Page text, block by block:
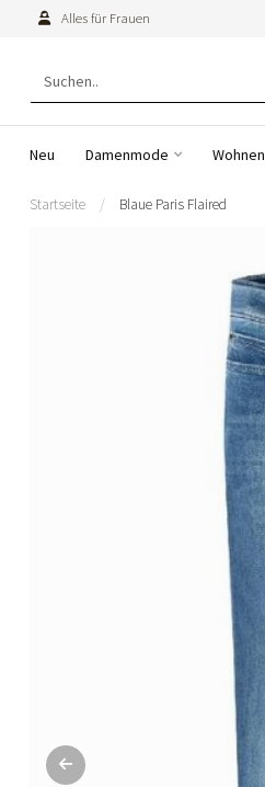
Alles für Frauen
Neu Damenmode Wohnen
Startseite / Blaue Paris Flaired